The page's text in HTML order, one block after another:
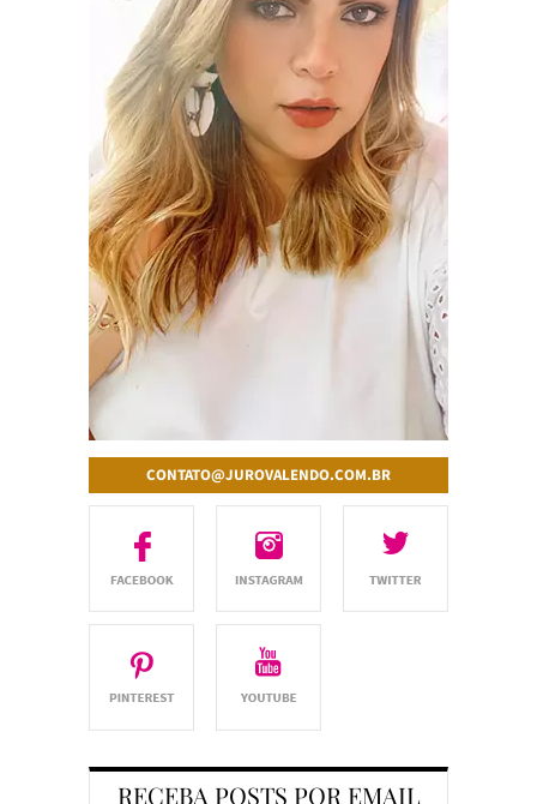
CONTATO@JUROVALENDO.COM.BR
RECEBA POSTS POR EMAIL